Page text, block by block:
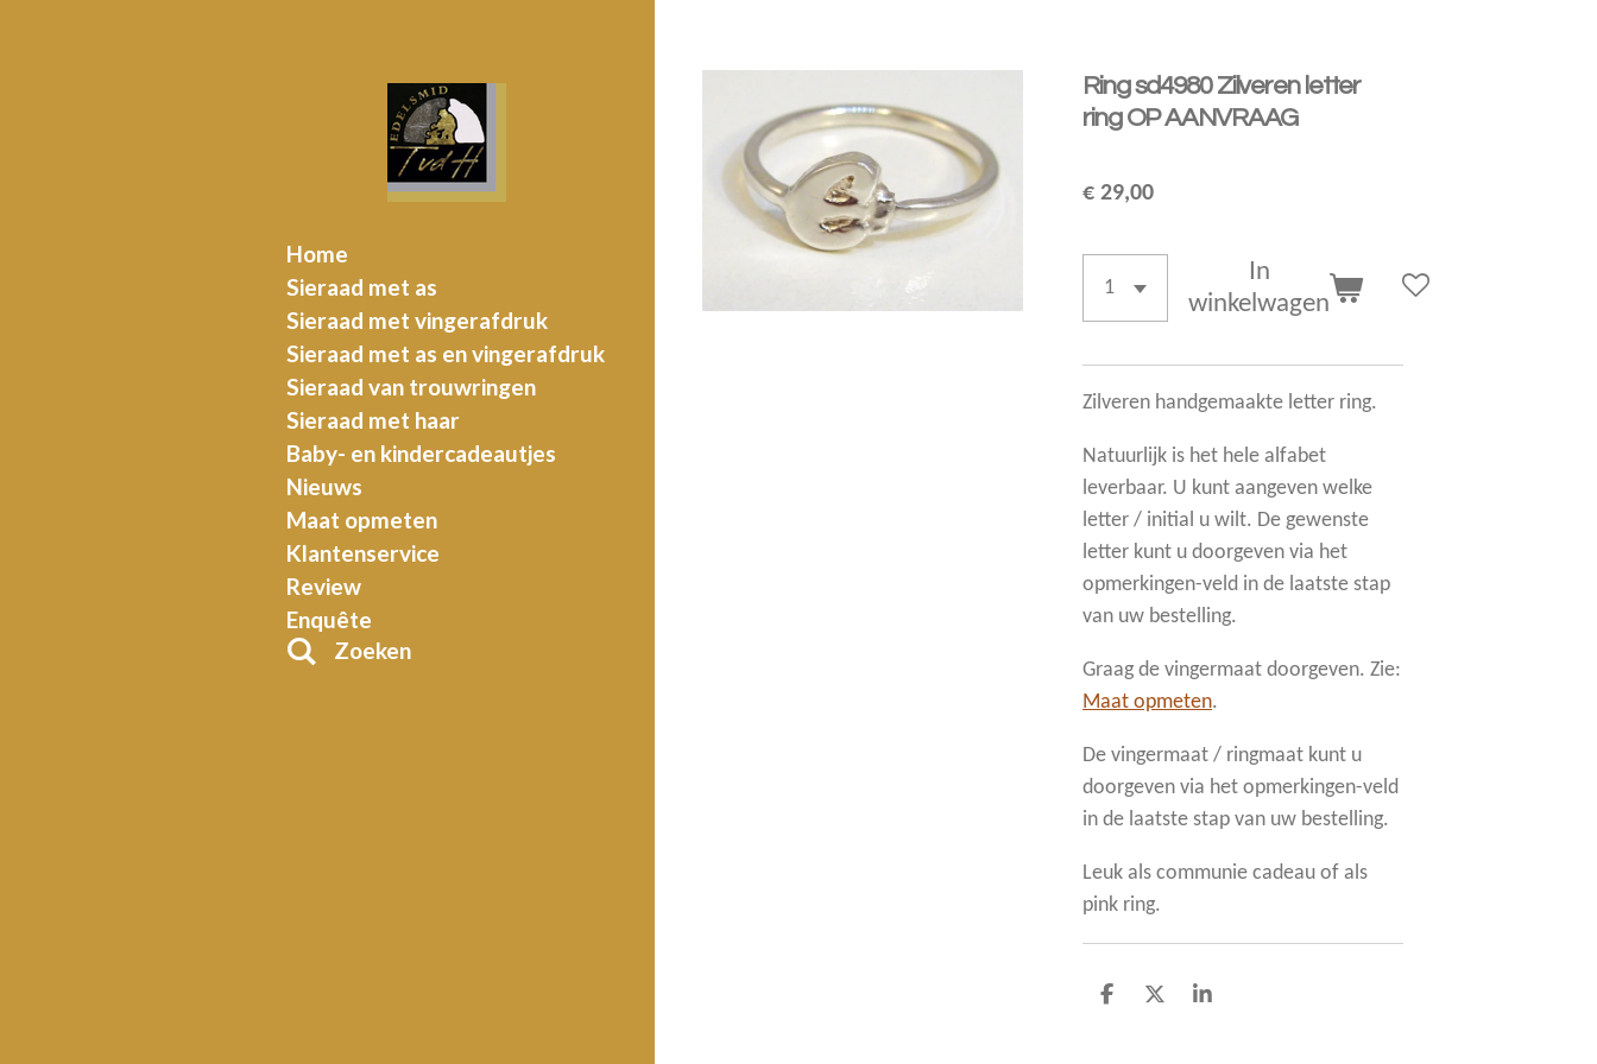
Ring sd4980 Zilveren letter
ring OP AANVRAAG
€ 29,00
In
winkelwagen
Zilveren handgemaakte letter ring.
Natuurlijk is het hele alfabet
leverbaar. U kunt aangeven welke
letter / initial u wilt. De gewenste
letter kunt u doorgeven via het
opmerkingen-veld in de laatste stap
van uw bestelling.
Graag de vingermaat doorgeven. Zie:
Maat opmeten.
De vingermaat / ringmaat kunt u
doorgeven via het opmerkingen-veld
in de laatste stap van uw bestelling.
Leuk als communie cadeau of als
pink ring.
D
D
S
Home
Sieraad met as
Sieraad met vingerafdruk
Sieraad met as en vingerafdruk
Sieraad van trouwringen
Sieraad met haar
Baby- en kindercadeautjes
Nieuws
Maat opmeten
Klantenservice
Review
Enquête
Zoeken